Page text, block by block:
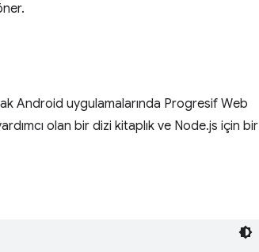
Android uygulamalarında Progresif Web
olan bir dizi kitaplık ve Node.js için bir